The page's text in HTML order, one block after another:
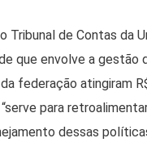
Tribunal de Contas da
que envolve a gestão
federação atingiram
para
dessas